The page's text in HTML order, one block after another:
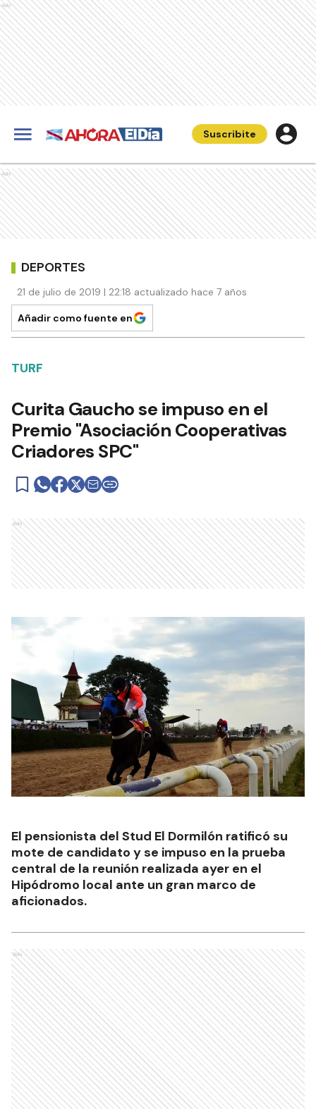
Ads
Suscribite
Ads
DEPORTES
21 de julio de 2019 | 22:18 actualizado hace 7 años
Añadir como fuente en
TURF
Curita Gaucho se impuso en el
Premio "Asociación Cooperativas
Criadores SPC"
Ads
El pensionista del Stud El Dormilón ratificó su
mote de candidato y se impuso en la prueba
central de la reunión realizada ayer en el
Hipódromo local ante un gran marco de
aficionados.
Ads